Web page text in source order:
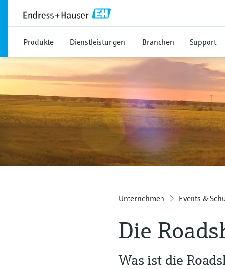
Produkte Dienstleistungen Branchen Support
Unternehmen Events &
Die
Was ist die